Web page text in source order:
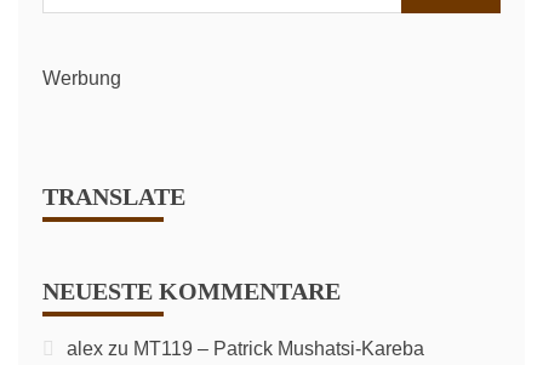
nach:
Werbung
TRANSLATE
NEUESTE KOMMENTARE
alex zu MT119 – Patrick Mushatsi-Kareba